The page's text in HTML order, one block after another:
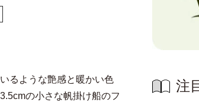
るような艶感と暖かい色
の小さな帆掛け船のフ
注